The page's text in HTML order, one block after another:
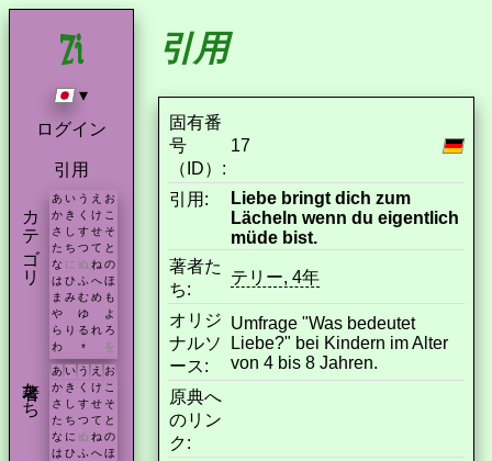
▾
ログイン
引用
カテゴリ あ い う え お
か き く け こ
さ し す せ そ
た ち つ て と
な に ぬ ね の
は ひ ふ へ ほ
ま み む め も
や
ゆ
よ
ら り る れ ろ
わ
* を
著者たち あ い う え お
か き く け こ
さ
し す せ そ
た ち つ て と
な に ぬ ね の
は ひ ふ へ ほ
引用
固有番
号
（ID）:
17
引用:
Liebe bringt dich zum
Lächeln wenn du eigentlich
müde bist.
著者た
ち:
テリー, 4年
オリジ
ナルソ
ース:
Umfrage "Was bedeutet
Liebe?" bei Kindern im Alter
von 4 bis 8 Jahren.
原典へ
のリン
ク: